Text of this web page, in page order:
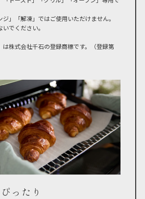
ジ」「解凍」ではご使用いただけません。
でください。
株式会社千石の登録商標です。（登録第
ったり